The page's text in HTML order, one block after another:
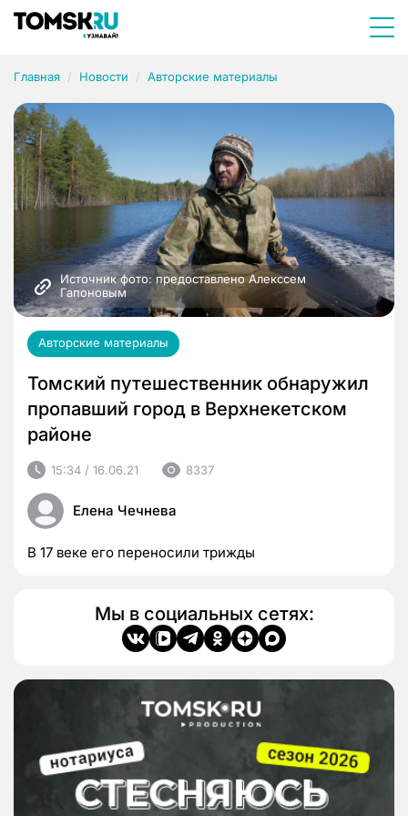
Главная Новости Авторские материалы
Источник фото: предоставлено Алекссем
Гапоновым
Авторские материалы
Томский путешественник обнаружил
пропавший город в Верхнекетском
районе
15:34 / 16.06.21 8337
Елена Чечнева
В 17 веке его переносили трижды
Мы в социальных сетях: